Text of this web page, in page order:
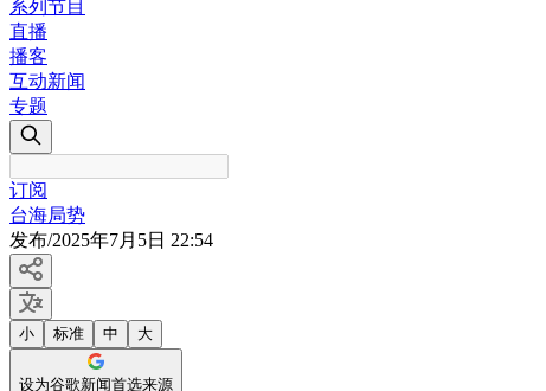
系列节目
直播
播客
互动新闻
专题
订阅
台海局势
发布/2025年7月5日 22:54
小 标准 中 大
设为谷歌新闻首选来源